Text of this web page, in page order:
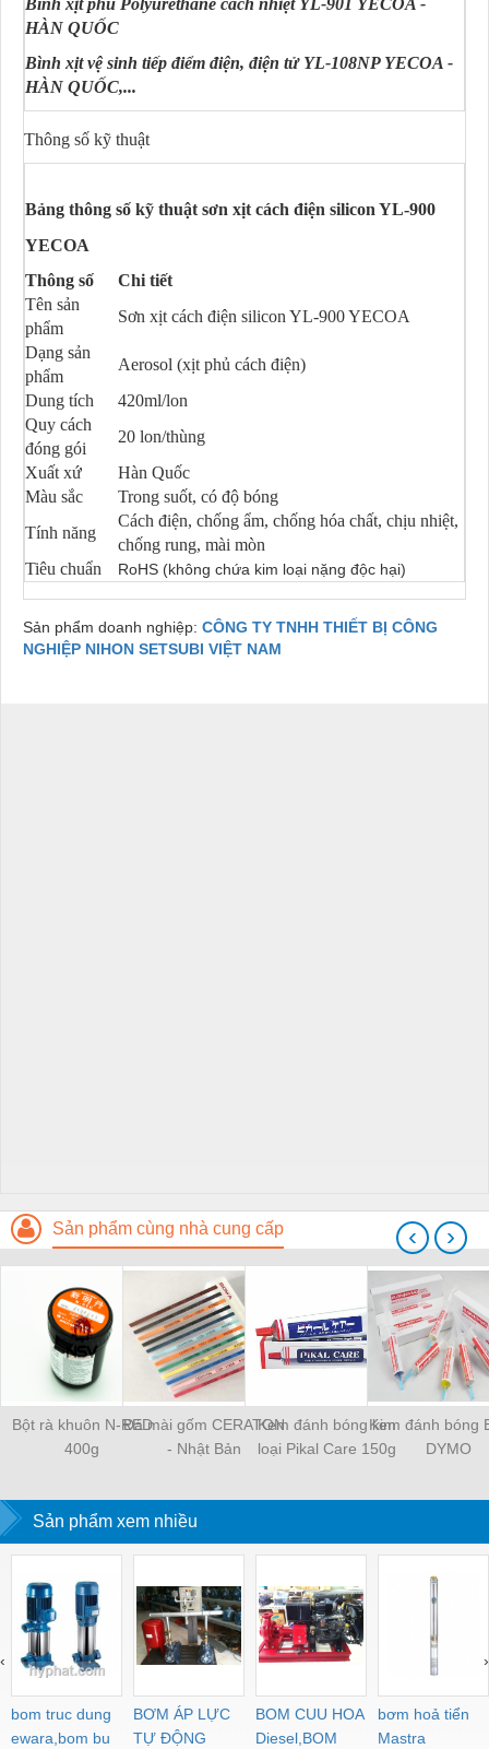
Bình xịt phủ Polyurethane cách nhiệt YL-901 YECOA -
HÀN QUỐC
Bình xịt vệ sinh tiếp điểm điện, điện tử YL-108NP YECOA -
HÀN QUỐC,...
Thông số kỹ thuật
Bảng thông số kỹ thuật sơn xịt cách điện silicon YL-900
YECOA
Thông số
Chi tiết
Tên sản
phẩm
Sơn xịt cách điện silicon YL-900 YECOA
Dạng sản
phẩm
Aerosol (xịt phủ cách điện)
Dung tích
420ml/lon
Quy cách
đóng gói
20 lon/thùng
Xuất xứ
Hàn Quốc
Màu sắc
Trong suốt, có độ bóng
Tính năng
Cách điện, chống ẩm, chống hóa chất, chịu nhiệt,
chống rung, mài mòn
Tiêu chuẩn
RoHS (không chứa kim loại nặng độc hại)
Sản phẩm doanh nghiệp: CÔNG TY TNHH THIẾT BỊ CÔNG
NGHIỆP NIHON SETSUBI VIỆT NAM
Sản phẩm cùng nhà cung cấp
Bột rà khuôn N-RED
400g
Đá mài gốm CERATON
- Nhật Bản
Kem đánh bóng kim
loại Pikal Care 150g
Kem đánh bóng
DYMO
‹ ›
Sản phẩm xem nhiều
bom truc dung
ewara,bom bu
BƠM ÁP LỰC
TỰ ĐỘNG
BOM CUU HOA
Diesel,BOM
bơm hoả tiển
Mastra
‹ ›